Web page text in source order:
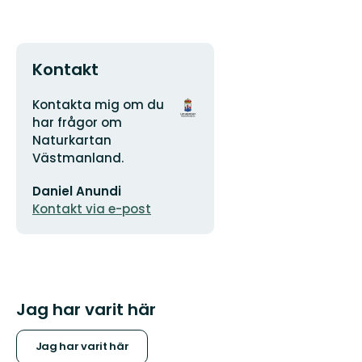
Kontakt
Adress
Kontakta mig om du
har frågor om
Naturkartan
Västmanland.
postadress
Daniel Anundi
Kontakt via e-post
Organisationens
logotyp
Jag har varit här
Jag har varit här